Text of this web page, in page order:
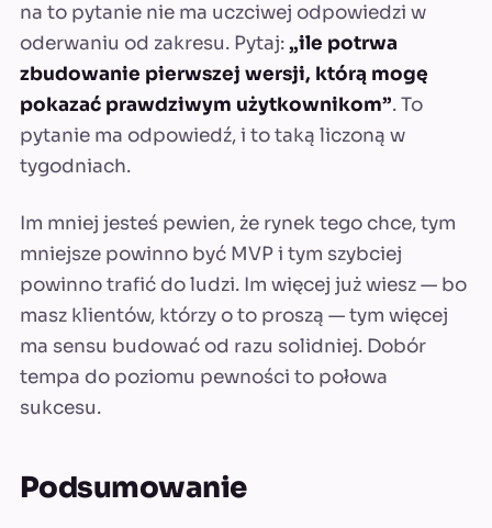
na to pytanie nie ma uczciwej odpowiedzi w
oderwaniu od zakresu. Pytaj:„ile potrwa
zbudowanie pierwszej wersji, którą mogę
pokazać prawdziwym użytkownikom”. To
pytanie ma odpowiedź, i to taką liczoną w
tygodniach.
Im mniej jesteś pewien, że rynek tego chce, tym
mniejsze powinno być MVP i tym szybciej
powinno trafić do ludzi. Im więcej już wiesz — bo
masz klientów, którzy o to proszą — tym więcej
ma sensu budować od razu solidniej. Dobór
tempa do poziomu pewności to połowa
sukcesu.
Podsumowanie